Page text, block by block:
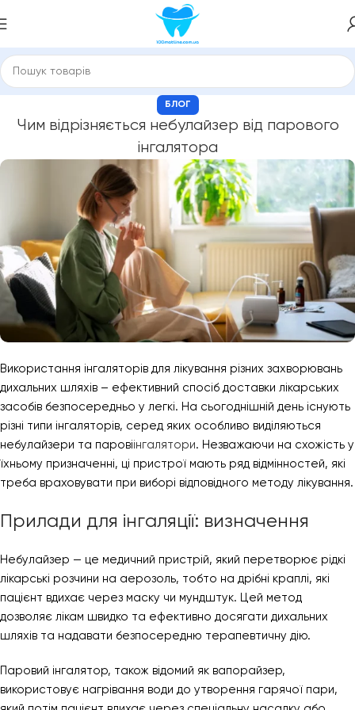
БЛОГ
Чим відрізняється небулайзер від парового
інгалятора
Використання інгаляторів для лікування різних захворювань
дихальних шляхів – ефективний спосіб доставки лікарських
засобів безпосередньо у легкі. На сьогоднішній день існують
різні типи інгаляторів, серед яких особливо виділяються
небулайзери та паровіінгалятори. Незважаючи на схожість у
їхньому призначенні, ці пристрої мають ряд відмінностей, які
треба враховувати при виборі відповідного методу лікування.
Прилади для інгаляції: визначення
Небулайзер — це медичний пристрій, який перетворює рідкі
лікарські розчини на аерозоль, тобто на дрібні краплі, які
пацієнт вдихає через маску чи мундштук. Цей метод
дозволяє лікам швидко та ефективно досягати дихальних
шляхів та надавати безпосередню терапевтичну дію.
Паровий інгалятор, також відомий як вапорайзер,
використовує нагрівання води до утворення гарячої пари,